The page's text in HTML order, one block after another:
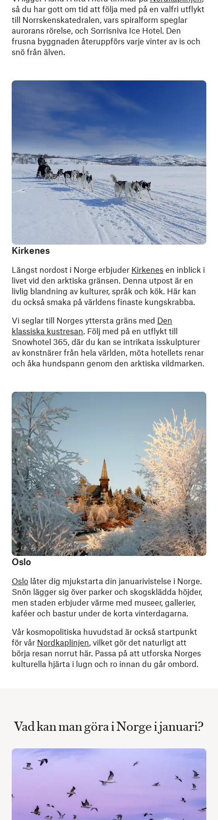
så du har gott om tid att följa med på en valfri utflykt
till Norrskenskatedralen, vars spiralform speglar
aurorans rörelse, och Sorrisniva Ice Hotel. Den
frusna byggnaden återuppförs varje vinter av is och
snö från älven.
Kirkenes
Längst nordost i Norge erbjuder Kirkenes en inblick i
livet vid den arktiska gränsen. Denna utpost är en
livlig blandning av kulturer, språk och kök. Här kan
du också smaka på världens finaste kungskrabba.
Vi seglar till Norges yttersta gräns med Den
klassiska kustresan. Följ med på en utflykt till
Snowhotel 365, där du kan se intrikata isskulpturer
av konstnärer från hela världen, möta hotellets renar
och åka hundspann genom den arktiska vildmarken.
Oslo
Oslo låter dig mjukstarta din januarivistelse i Norge.
Snön lägger sig över parker och skogsklädda höjder,
men staden erbjuder värme med museer, gallerier,
kaféer och bastur under de korta vinterdagarna.
Vår kosmopolitiska huvudstad är också startpunkt
för vår Nordkaplinjen, vilket gör det naturligt att
börja resan norrut här. Passa på att utforska Norges
kulturella hjärta i lugn och ro innan du går ombord.
Vad kan man göra i Norge i januari?